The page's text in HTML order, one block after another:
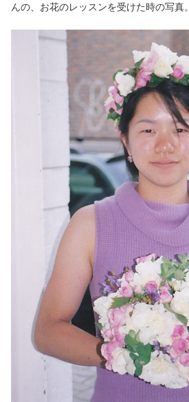
んの、お花のレッスンを受けた時の写真。